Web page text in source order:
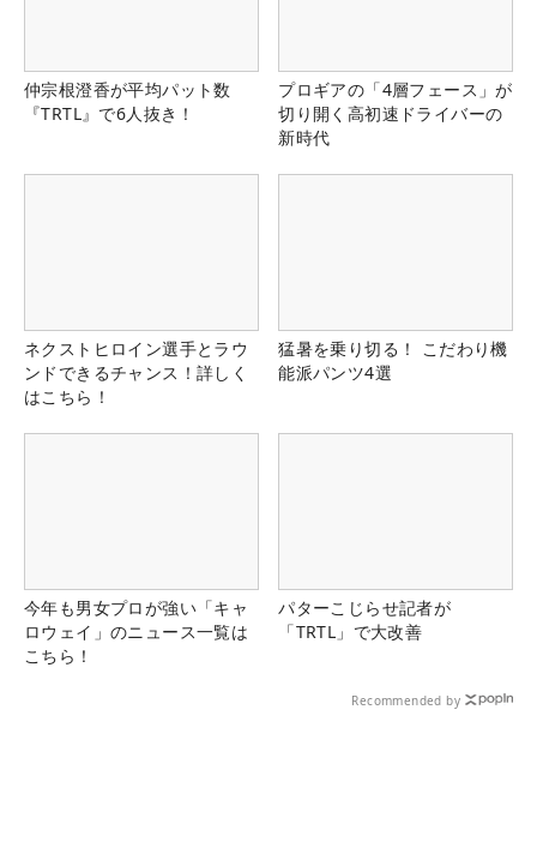
仲宗根澄香が平均パット数
『TRTL』で6人抜き！
プロギアの「4層フェース」が
切り開く高初速ドライバーの
新時代
ネクストヒロイン選手とラウ
ンドできるチャンス！詳しく
はこちら！
猛暑を乗り切る！ こだわり機
能派パンツ4選
今年も男女プロが強い「キャ
ロウェイ」のニュース一覧は
こちら！
パターこじらせ記者が
「TRTL」で大改善
Recommended by